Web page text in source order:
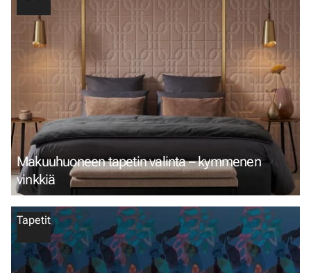
Makuuhuoneen tapetin valinta – kymmenen
vinkkiä
Tapetit